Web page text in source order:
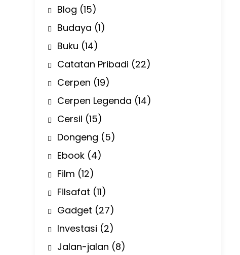
Blog (15)
Budaya (1)
Buku (14)
Catatan Pribadi (22)
Cerpen (19)
Cerpen Legenda (14)
Cersil (15)
Dongeng (5)
Ebook (4)
Film (12)
Filsafat (11)
Gadget (27)
Investasi (2)
Jalan-jalan (8)